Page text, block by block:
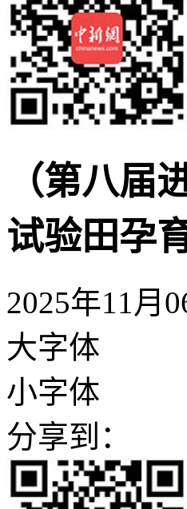
（第八届
试验田孕
2025年11月
大字体
小字体
分享到：